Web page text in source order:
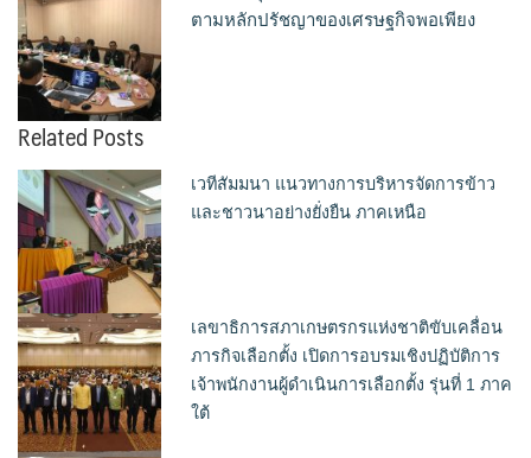
ตามหลักปรัชญาของเศรษฐกิจพอเพียง
Related Posts
เวทีสัมมนา แนวทางการบริหารจัดการข้าว
และชาวนาอย่างยั่งยืน ภาคเหนือ
เลขาธิการสภาเกษตรกรแห่งชาติขับเคลื่อน
ภารกิจเลือกตั้ง เปิดการอบรมเชิงปฏิบัติการ
เจ้าพนักงานผู้ดำเนินการเลือกตั้ง รุ่นที่ 1 ภาค
ใต้